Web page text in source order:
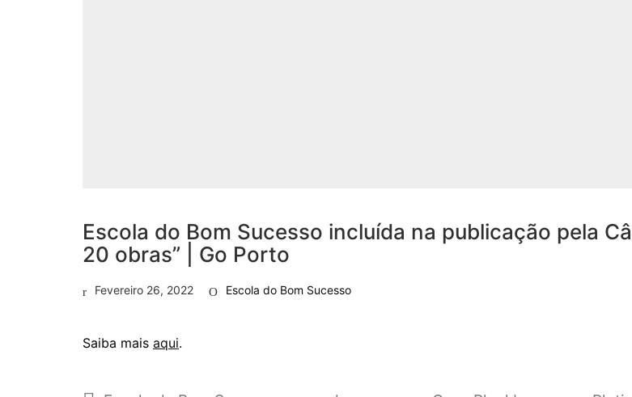
Escola do Bom Sucesso incluída na publicação pela
20 obras” | Go Porto
Fevereiro 26, 2022 Escola do Bom Sucesso
Saiba mais aqui.